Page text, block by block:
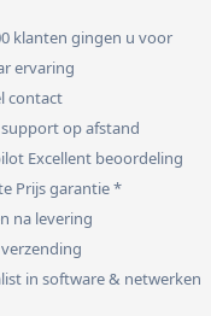
klanten gingen u voor
ervaring
contact
op afstand
Excellent beoordeling
Prijs garantie *
na levering
in software & netwerken